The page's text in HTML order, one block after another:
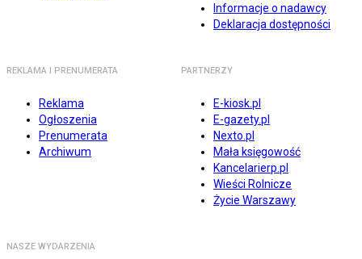
Informacje o nadawcy
Deklaracja dostępności
REKLAMA I PRENUMERATA
Reklama
Ogłoszenia
Prenumerata
Archiwum
PARTNERZY
E-kiosk.pl
E-gazety.pl
Nexto.pl
Mała księgowość
Kancelarierp.pl
Wieści Rolnicze
Życie Warszawy
NASZE WYDARZENIA